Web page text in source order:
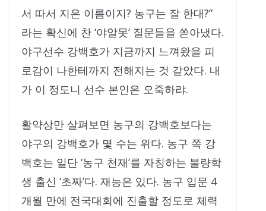
서 따서 지은 이름이지? 농구는 잘 한대?”
라는 확신에 찬 ‘야알못’ 질문들을 쏟아냈다.
야구선수 강백호가 지금까지 느껴왔을 피
로감이 나한테까지 전해지는 것 같았다. 내
가 이 정도니 선수 본인은 오죽하랴.
활약상만 살펴보면 농구의 강백호보다는
야구의 강백호가 몇 수는 위다. 농구 쪽 강
백호는 일단 ‘농구 천재’를 자칭하는 불량학
생 출신 ‘초짜’다. 재능은 있다. 농구 입문 4
개월 만에 전국대회에 진출할 정도로 체력